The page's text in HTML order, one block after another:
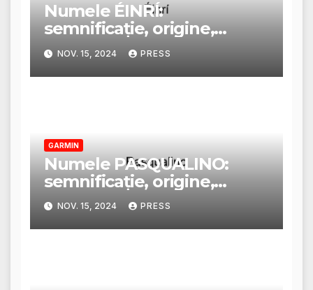
Numele ÉINRÍ:
semnificație, origine,
trăsături și personalitate
NOV. 15, 2024 PRESS
GARMIN
Numele PASQUALINO:
semnificație, origine,
trăsături și personalitate
NOV. 15, 2024 PRESS